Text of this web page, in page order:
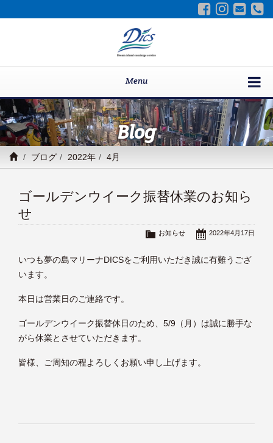
Menu
Blog
ブログ 2022年 4月
ゴールデンウイーク振替休業のお知ら
せ
2022年4月17日
お知らせ
いつも夢の島マリーナDICSをご利用いただき誠に有難うござ
います。
本日は営業日のご連絡です。
ゴールデンウイーク振替休日のため、5/9（月）は誠に勝手な
がら休業とさせていただきます。
皆様、ご周知の程よろしくお願い申し上げます。